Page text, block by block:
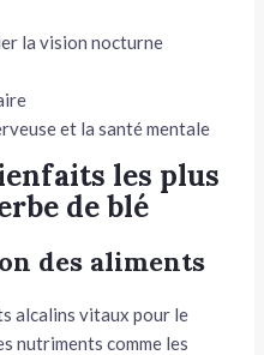
la vision nocturne
et la santé mentale
les plus
de blé
des aliments
alcalins vitaux pour le
nutriments comme les